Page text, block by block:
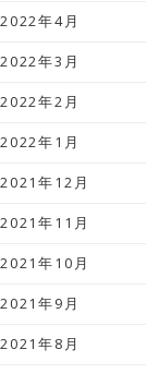
2022年4月
2022年3月
2022年2月
2022年1月
2021年12月
2021年11月
2021年10月
2021年9月
2021年8月